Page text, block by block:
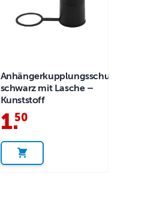
schwarz mit Lasche –
Kunststoff
1.50